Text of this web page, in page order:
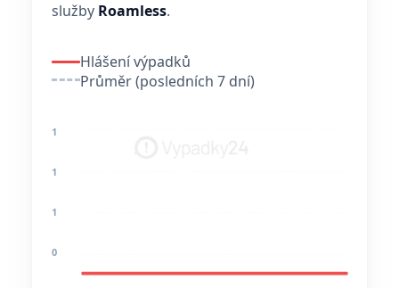
služby Roamless.
Hlášení výpadků
Průměr (posledních 7 dní)
1
1
1
0